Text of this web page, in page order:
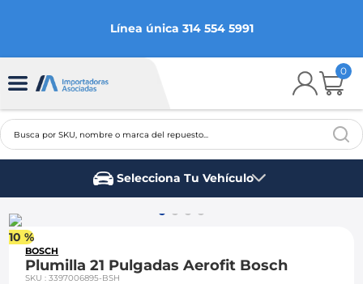
Línea única 314 554 5991
0
Busca por SKU, nombre o marca del repuesto...
Selecciona Tu Vehículo
10 %
BOSCH
Plumilla 21 Pulgadas Aerofit Bosch
SKU:3397006895-BSH
2
3.
spark gt
ford fiesta